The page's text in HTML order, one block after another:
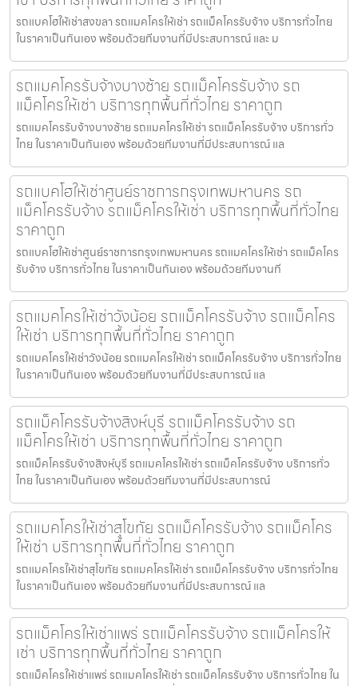
รถแบคโฮให้เช่าสงขลา รถแมคโครให้เช่า รถแม็คโครรับจ้าง บริการทั่วไทย
ในราคาเป็นกันเอง พร้อมด้วยทีมงานที่มีประสบการณ์ และ ม
รถแมคโครรับจ้างบางซ้าย รถแม็คโครรับจ้าง รถ
แม็คโครให้เช่า บริการทุกพื้นที่ทั่วไทย ราคาถูก
รถแมคโครรับจ้างบางซ้าย รถแมคโครให้เช่า รถแม็คโครรับจ้าง บริการทั่ว
ไทย ในราคาเป็นกันเอง พร้อมด้วยทีมงานที่มีประสบการณ์ แล
รถแบคโฮให้เช่าศูนย์ราชการกรุงเทพมหานคร รถ
แม็คโครรับจ้าง รถแม็คโครให้เช่า บริการทุกพื้นที่ทั่วไทย
ราคาถูก
รถแบคโฮให้เช่าศูนย์ราชการกรุงเทพมหานคร รถแมคโครให้เช่า รถแม็คโคร
รับจ้าง บริการทั่วไทย ในราคาเป็นกันเอง พร้อมด้วยทีมงานที
รถแมคโครให้เช่าวังน้อย รถแม็คโครรับจ้าง รถแม็คโคร
ให้เช่า บริการทุกพื้นที่ทั่วไทย ราคาถูก
รถแมคโครให้เช่าวังน้อย รถแมคโครให้เช่า รถแม็คโครรับจ้าง บริการทั่วไทย
ในราคาเป็นกันเอง พร้อมด้วยทีมงานที่มีประสบการณ์ แล
รถแม็คโครรับจ้างสิงห์บุรี รถแม็คโครรับจ้าง รถ
แม็คโครให้เช่า บริการทุกพื้นที่ทั่วไทย ราคาถูก
รถแม็คโครรับจ้างสิงห์บุรี รถแมคโครให้เช่า รถแม็คโครรับจ้าง บริการทั่ว
ไทย ในราคาเป็นกันเอง พร้อมด้วยทีมงานที่มีประสบการณ์
รถแมคโครให้เช่าสุโขทัย รถแม็คโครรับจ้าง รถแม็คโคร
ให้เช่า บริการทุกพื้นที่ทั่วไทย ราคาถูก
รถแมคโครให้เช่าสุโขทัย รถแมคโครให้เช่า รถแม็คโครรับจ้าง บริการทั่วไทย
ในราคาเป็นกันเอง พร้อมด้วยทีมงานที่มีประสบการณ์ แล
รถแม็คโครให้เช่าแพร่ รถแม็คโครรับจ้าง รถแม็คโครให้
เช่า บริการทุกพื้นที่ทั่วไทย ราคาถูก
รถแม็คโครให้เช่าแพร่ รถแมคโครให้เช่า รถแม็คโครรับจ้าง บริการทั่วไทย ใน